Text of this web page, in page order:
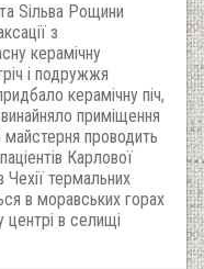
Sільва Рощини
з
керамічну
і подружжя
керамічну піч,
приміщення
проводить
Карлової
термальних
в моравських горах
центрі в селищі